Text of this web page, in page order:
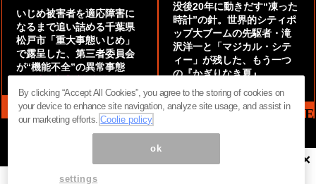
いじめ被害者を適応障害に
なるまで追い詰める千葉県
松戸市「重大事態いじめ」
で露呈した、第三者委員会
が“機能不全”の異常事態
没後20年に動きだす“凍った
時計”の針。世界的シティポ
ップ大ブームの先駆者・滝
沢洋一と「マジカル・シテ
ィー」が残した、もう一つ
の『かぎりなき夏』
MAG2 NEWS HEADLINE
ページ内の商標は全て商標権者に属します。無断転載を禁じます。 ©
まぐまぐ！
×
By clicking “Accept All Cookies”, you agree to the storing of cookies on
your device to enhance site navigation, analyze site usage, and assist in
our marketing efforts.Coolie policy
ok
settings